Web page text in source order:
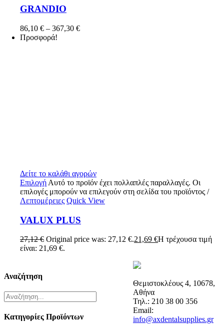
GRANDIO
86,10 € – 367,30 €
Προσφορά!
Δείτε το καλάθι αγορών
Επιλογή Αυτό το προϊόν έχει πολλαπλές παραλλαγές. Οι
επιλογές μπορούν να επιλεγούν στη σελίδα του προϊόντος /
Λεπτομέρειες Quick View
VALUX PLUS
27,12€ Original price was: 27,12 €.21,69 €Η τρέχουσα τιμή
είναι: 21,69 €.
Αναζήτηση
Κατηγορίες Προϊόντων
Θεμιστοκλέους 4, 10678,
Αθήνα
Τηλ.: 210 38 00 356
Email:
info@axdentalsupplies.gr